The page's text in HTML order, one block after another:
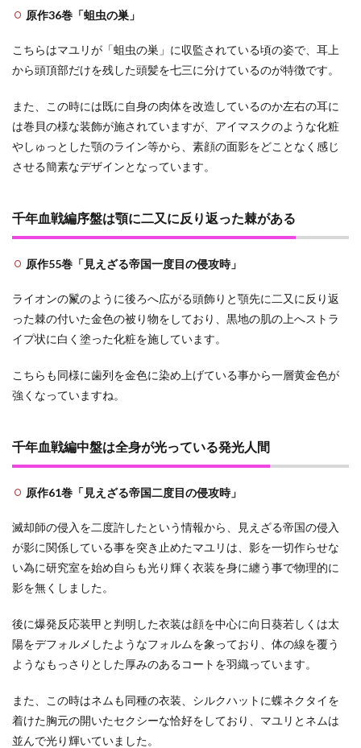
ビさ
れた
を殺
戮際
に述
セリ
フ
2.5
ゾン
る白
哉に
対し
マユ
意見
2.6
尸魂
が潰
える
けた
マユ
リ
3
ユリ
ズエ
ピソ
ード
3選
3.1
護廷
隊士
を爆
して
3.2
原作36巻「蛆虫の巣」
こちらはマユリが「蛆虫の巣」に収監されている頃の姿で、耳上
から頭頂部だけを残した頭髪を七三に分けているのが特徴です。
また、この時には既に自身の肉体を改造しているのか左右の耳に
は巻貝の様な装飾が施されていますが、アイマスクのような化粧
やしゅっとした顎のライン等から、素顔の面影をどことなく感じ
させる簡素なデザインとなっています。
千年血戦編序盤は顎に二又に反り返った棘がある
原作55巻「見えざる帝国一度目の侵攻時」
ライオンの鬣のように後ろへ広がる頭飾りと顎先に二又に反り返
った棘の付いた金色の被り物をしており、黒地の肌の上へストラ
イプ状に白く塗った化粧を施しています。
こちらも同様に歯列を金色に染め上げている事から一層黄金色が
強くなっていますね。
千年血戦編中盤は全身が光っている発光人間
原作61巻「見えざる帝国二度目の侵攻時」
滅却師の侵入を二度許したという情報から、見えざる帝国の侵入
が影に関係している事を突き止めたマユリは、影を一切作らせな
い為に研究室を始め自らも光り輝く衣装を身に纏う事で物理的に
影を無くしました。
後に爆発反応装甲と判明した衣装は顔を中心に向日葵若しくは太
陽をデフォルメしたようなフォルムを象っており、体の線を覆う
ようなもっさりとした厚みのあるコートを羽織っています。
また、この時はネムも同種の衣装、シルクハットに蝶ネクタイを
着けた胸元の開いたセクシーな恰好をしており、マユリとネムは
並んで光り輝いていました。